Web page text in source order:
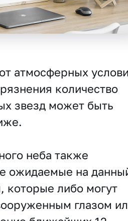
атмосферных
количество
звезд может быть
неба также
ожидаемые на
которые либо могут
глазом